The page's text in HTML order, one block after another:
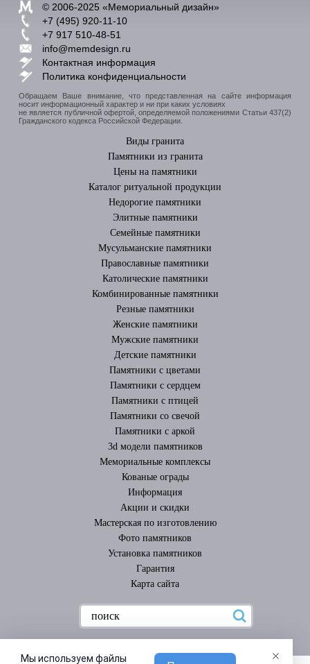
© 2006-2025 «Мемориальный дизайн»
+7 (495) 920-11-10
+7 917 510-48-51
info@memdesign.ru
Контактная информация
Политика конфиденциальности
Обращаем Ваше внимание, что представленная на сайте информация
носит информационный характер и ни при каких условиях
не является публичной офертой, определяемой положениями Статьи 437(2)
Гражданского кодекса Российской Федерации.
Виды гранита
Памятники из гранита
Цены на памятники
Каталог ритуальной продукции
Недорогие памятники
Элитные памятники
Cемейные памятники
Мусульманские памятники
Православные памятники
Католические памятники
Комбинированные памятники
Резные памятники
Женские памятники
Мужские памятники
Детские памятники
Памятники с цветами
Памятники с сердцем
Памятники с птицей
Памятники со свечой
Памятники с аркой
3d модели памятников
Мемориальные комплексы
Кованые ограды
Информация
Акции и скидки
Мастерская по изготовлению
Фото памятников
Установка памятников
Гарантия
Карта сайта
Мы используем файлы